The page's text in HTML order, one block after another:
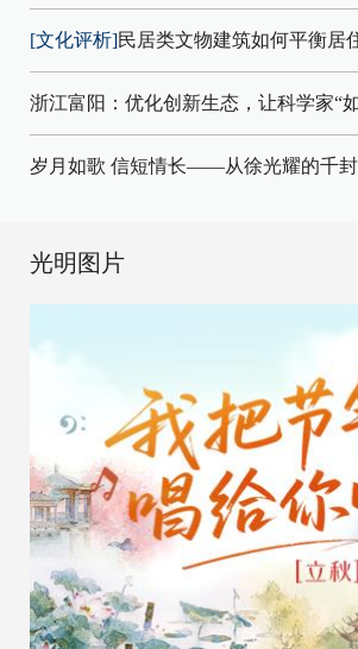
[文化评析]民居类文物建筑如何平衡居
浙江富阳：优化创新生态，让科学家“
岁月如歌 信短情长——从徐光耀的千
光明图片